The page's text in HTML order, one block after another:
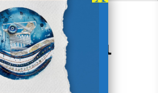
- Χρήσιμοι